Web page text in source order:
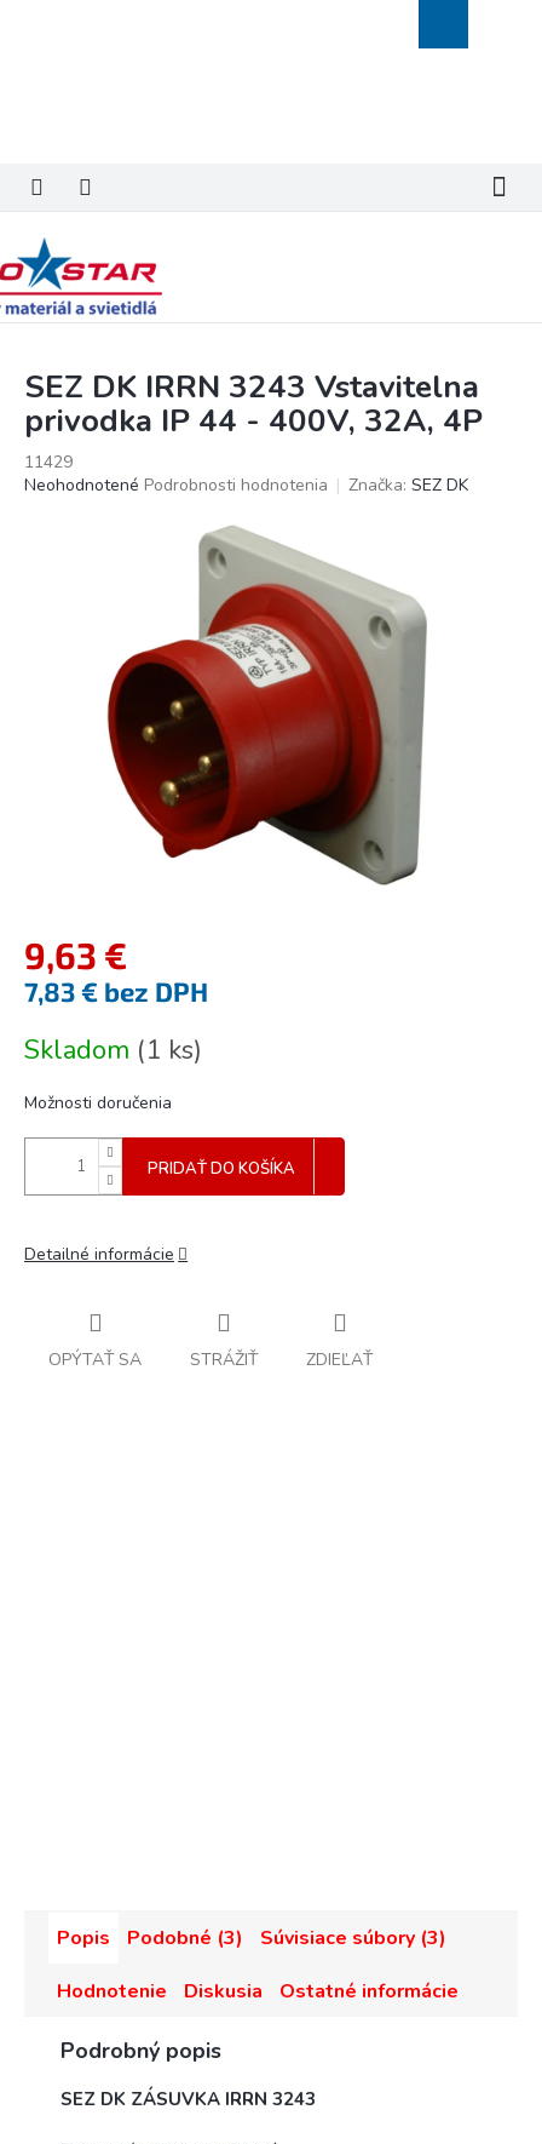
košík
SEZ DK IRRN 3243 Vstavitelna
privodka IP 44 - 400V, 32A, 4P
11429
Priemerné
Neohodnotené Podrobnosti hodnotenia Značka: SEZ DK
9,63 €
7,83 € bez DPH
cena:
Skladom (1 ks)
Možnosti doručenia
PRIDAŤ DO KOŠÍKA
Detailné informácie
OPÝTAŤ SA STRÁŽIŤ ZDIEĽAŤ
Popis Podobné (3)
Súvisiace súbory (3)
Hodnotenie
Diskusia Ostatné informácie
Podrobný popis
SEZ DK ZÁSUVKA IRRN 3243